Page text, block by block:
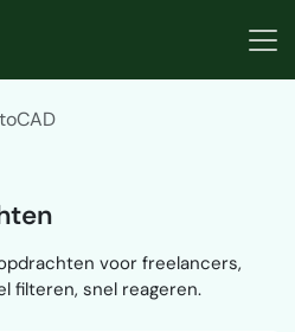
voor freelancers,
filteren, snel reageren.